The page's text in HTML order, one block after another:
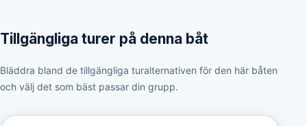
Tillgängliga turer på denna båt
Bläddra bland de tillgängliga turalternativen för den här båten
och välj det som bäst passar din grupp.